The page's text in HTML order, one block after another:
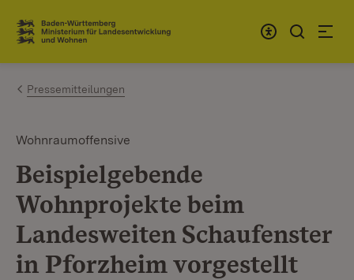
Zum Inhalt springen
Link zur Startseite
Pressemitteilungen
Wohnraumoffensive
Beispielgebende
Wohnprojekte beim
Landesweiten Schaufenster
in Pforzheim vorgestellt